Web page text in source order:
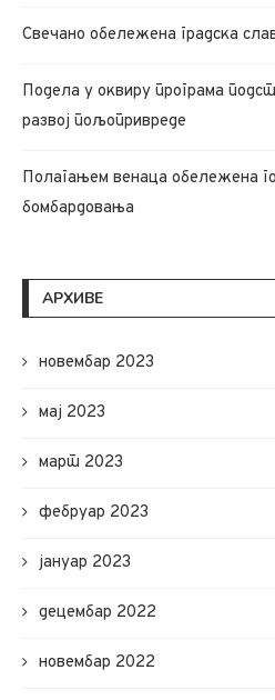
Свечано обележена градска
Подела у оквиру програма
развој пољопривреде
Полагањем венаца обележена
бомбардовања
АРХИВЕ
новембар 2023
мај 2023
март 2023
фебруар 2023
јануар 2023
децембар 2022
новембар 2022